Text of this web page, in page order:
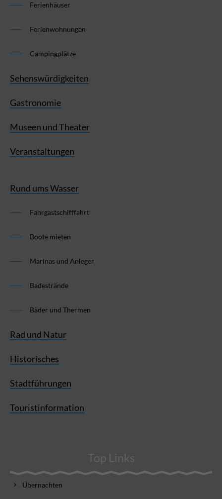
Ferienhäuser
Ferienwohnungen
Campingplätze
Sehenswürdigkeiten
Gastronomie
Museen und Theater
Veranstaltungen
Rund ums Wasser
Fahrgastschifffahrt
Boote mieten
Marinas und Anleger
Badestrände
Bäder und Thermen
Rad und Natur
Historisches
Stadtführungen
Touristinformation
Top Links
Übernachten